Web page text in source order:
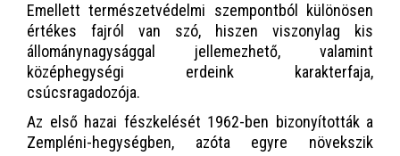
Emellett természetvédelmi szempontból különösen
értékes fajról van szó, hiszen viszonylag kis
állománynagysággal jellemezhető, valamint
középhegységi erdeink karakterfaja,
csúcsragadozója.
Az első hazai fészkelését 1962-ben bizonyították a
Zempléni-hegységben, azóta egyre növekszik